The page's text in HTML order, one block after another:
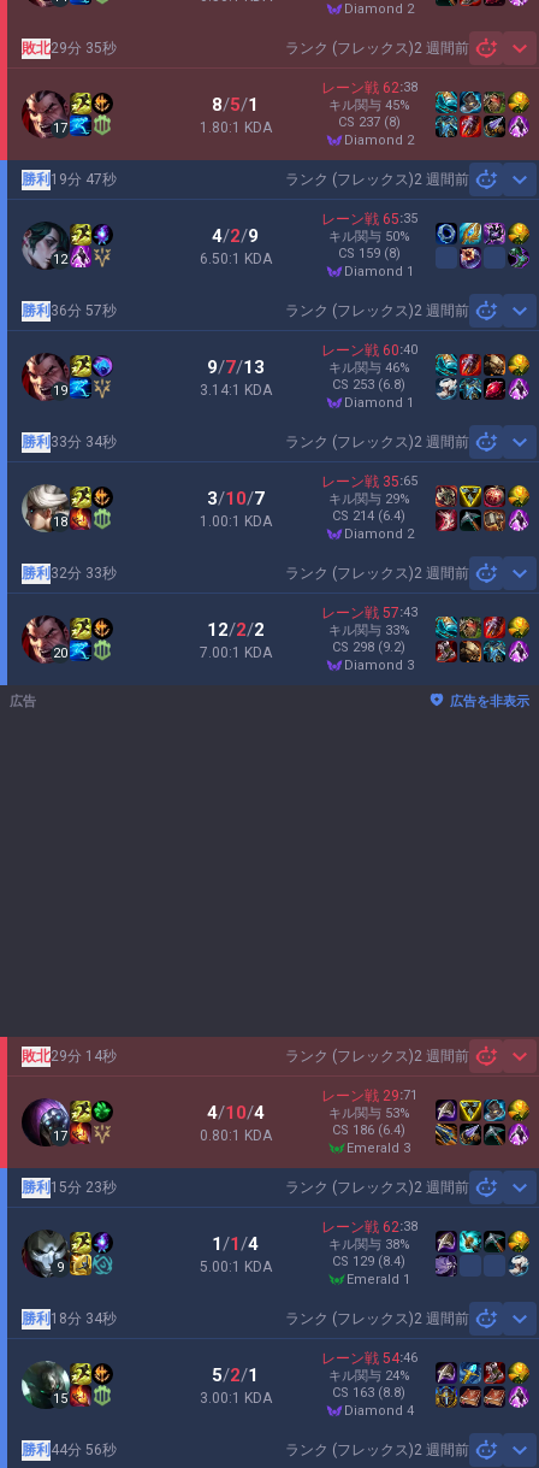
diamond 2
ランク (フレックス)2 週間前
敗北29分 35秒
17
8/5/1
1.80:1 KDA
レーン戦 62:38
キル関与 45%
CS 237 (8)
diamond 2
ランク (フレックス)2 週間前
勝利 19分 47秒
12
4/2/9
6.50:1 KDA
レーン戦 65:35
キル関与 50%
CS 159 (8)
diamond 1
ランク (フレックス)2 週間前
勝利 36分 57秒
19
9/7/13
3.14:1 KDA
レーン戦 60:40
キル関与 46%
CS 253 (6.8)
diamond 1
ランク (フレックス)2 週間前
勝利 33分 34秒
18
3/10/7
1.00:1 KDA
レーン戦 35:65
キル関与 29%
CS 214 (6.4)
diamond 2
ランク (フレックス)2 週間前
勝利 32分 33秒
20
12/2/2
7.00:1 KDA
レーン戦 57:43
キル関与 33%
CS 298 (9.2)
diamond 3
広告 広告を非表示
ランク (フレックス)2 週間前
敗北29分 14秒
17
4/10/4
0.80:1 KDA
レーン戦 29:71
キル関与 53%
CS 186 (6.4)
emerald 3
ランク (フレックス)2 週間前
勝利 15分 23秒
9
1/1/4
5.00:1 KDA
レーン戦 62:38
キル関与 38%
CS 129 (8.4)
emerald 1
ランク (フレックス)2 週間前
勝利 18分 34秒
15
5/2/1
3.00:1 KDA
レーン戦 54:46
キル関与 24%
CS 163 (8.8)
diamond 4
ランク (フレックス)2 週間前
勝利 44分 56秒